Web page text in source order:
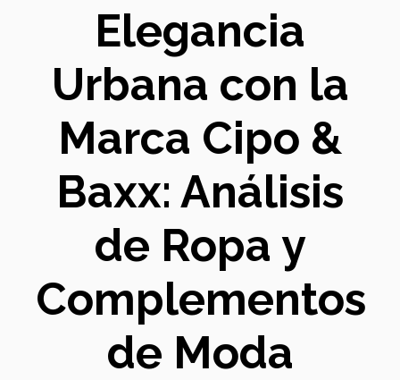
Elegancia
Urbana con la
Marca Cipo &
Baxx: Análisis
de Ropa y
Complementos
de Moda